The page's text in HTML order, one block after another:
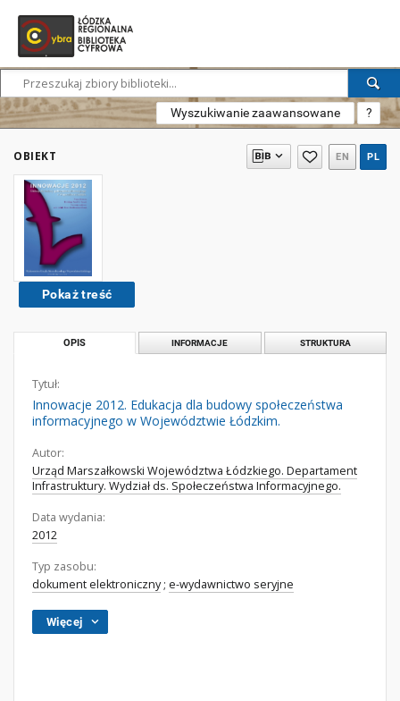
Wyszukiwanie zaawansowane ?
OBIEKT EN PL
Pokaż treść
OPIS INFORMACJE STRUKTURA
Tytuł:
Innowacje 2012. Edukacja dla budowy społeczeństwa
informacyjnego w Województwie Łódzkim.
Autor:
Urząd Marszałkowski Województwa Łódzkiego. Departament
Infrastruktury. Wydział ds. Społeczeństwa Informacyjnego.
Data wydania:
2012
Typ zasobu:
dokument elektroniczny; e-wydawnictwo seryjne
Więcej